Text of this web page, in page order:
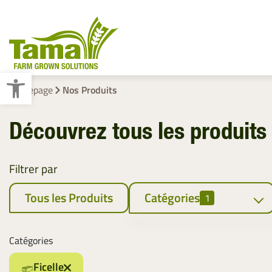
Ouvrir la barre d’outils
Liage Des Fourrages
Homepage Nos Produits
Découvrez tous les produits
Filtrer par
Tous les Produits Catégories 1
Catégories
Ficelle